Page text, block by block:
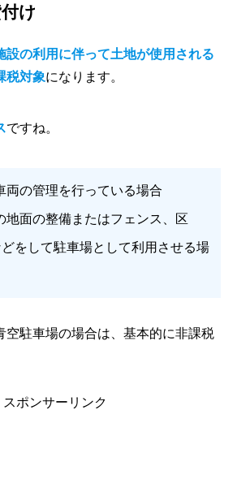
け
設の利用に伴って土地が使用される
税対象になります。
ですね。
両の管理を行っている場合
地面の整備またはフェンス、区
をして駐車場として利用させる場
空駐車場の場合は、基本的に非課税
スポンサーリンク